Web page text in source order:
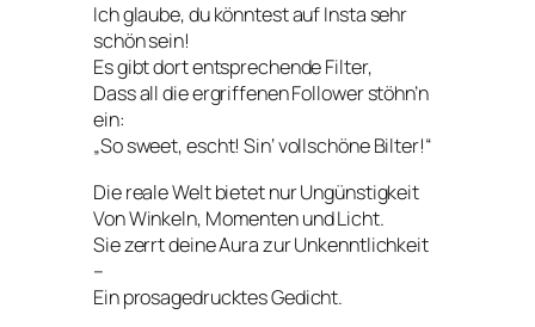
Ich glaube, du könntest auf Insta sehr
schön sein!
Es gibt dort entsprechende Filter,
Dass all die ergriffenen Follower stöhn’n
ein:
„So sweet, escht! Sin‘ vollschöne Bilter!“
Die reale Welt bietet nur Ungünstigkeit
Von Winkeln, Momenten und Licht.
Sie zerrt deine Aura zur Unkenntlichkeit
–
Ein prosagedrucktes Gedicht.